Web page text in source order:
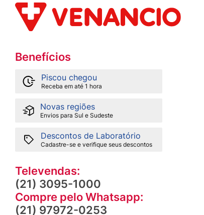
Benefícios
Piscou chegou
Receba em até 1 hora
Novas regiões
Envios para Sul e Sudeste
Descontos de Laboratório
Cadastre-se e verifique seus descontos
Televendas:
(21) 3095-1000
Compre pelo Whatsapp:
(21) 97972-0253